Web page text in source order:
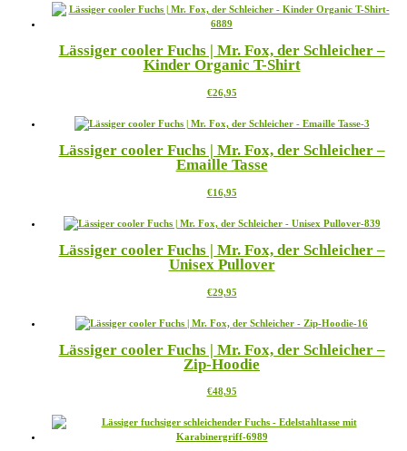
auf
gewählt
werden
bis
weist
auf.
Die
der
gewählt
werden
Lässiger cooler Fuchs | Mr. Fox, der Schleicher –
Kinder Organic T-Shirt
€26,95Dieses
weist
Varianten
auf.
Optionen
auf
Produktseite
gewählt
Lässiger cooler Fuchs | Mr. Fox, der Schleicher –
Emaille Tasse
€16,95Dieses
weist
Varianten
auf.
Optionen
auf
Produktseite
gewählt
Lässiger cooler Fuchs | Mr. Fox, der Schleicher –
Unisex Pullover
€29,95Dieses
weist
Varianten
auf.
Optionen
auf
der
Lässiger cooler Fuchs | Mr. Fox, der Schleicher –
Zip-Hoodie
€48,95Dieses
weist
mehrere